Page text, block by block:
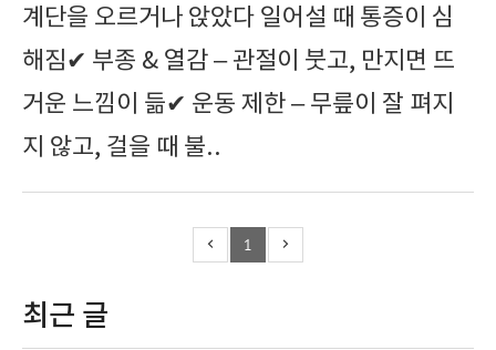
계단을 오르거나 앉았다 일어설 때 통증이 심
해짐✔ 부종 & 열감 – 관절이 붓고, 만지면 뜨
거운 느낌이 듦✔ 운동 제한 – 무릎이 잘 펴지
지 않고, 걸을 때 불..
1
최근 글